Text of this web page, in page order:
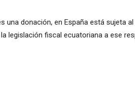
una donación, en España está sujeta
legislación fiscal ecuatoriana a ese